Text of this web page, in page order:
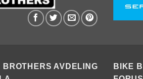
BROTHERS AVDELING
BIKE